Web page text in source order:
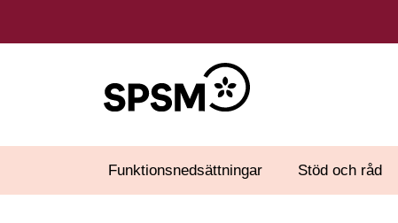
Funktionsnedsättningar Stöd och råd